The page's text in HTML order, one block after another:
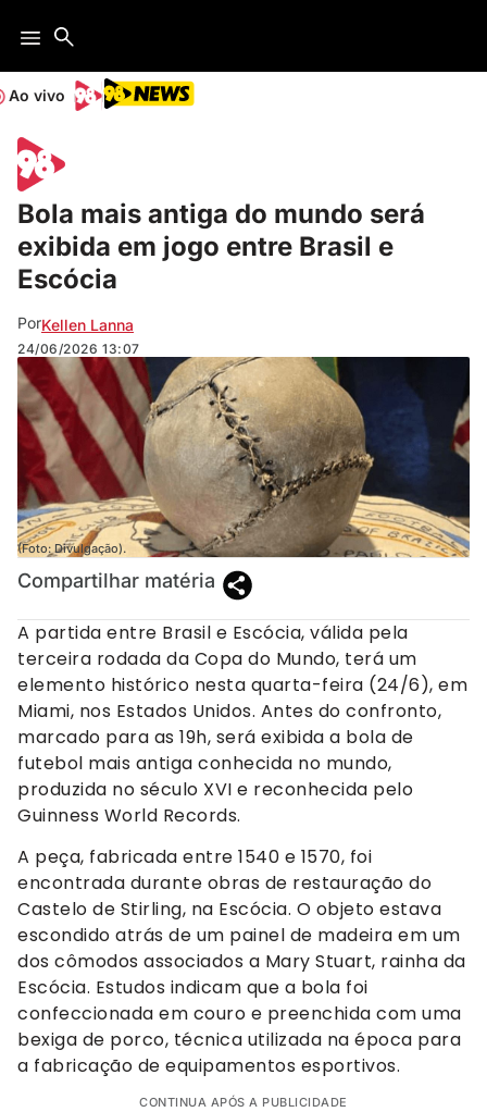
Ao vivo
Bola mais antiga do mundo será
exibida em jogo entre Brasil e
Escócia
PorKellen Lanna
24/06/2026 13:07
(Foto: Divulgação).
Compartilhar matéria
A partida entre Brasil e Escócia, válida pela
terceira rodada da Copa do Mundo, terá um
elemento histórico nesta quarta-feira (24/6), em
Miami, nos Estados Unidos. Antes do confronto,
marcado para as 19h, será exibida a bola de
futebol mais antiga conhecida no mundo,
produzida no século XVI e reconhecida pelo
Guinness World Records.
A peça, fabricada entre 1540 e 1570, foi
encontrada durante obras de restauração do
Castelo de Stirling, na Escócia. O objeto estava
escondido atrás de um painel de madeira em um
dos cômodos associados a Mary Stuart, rainha da
Escócia. Estudos indicam que a bola foi
confeccionada em couro e preenchida com uma
bexiga de porco, técnica utilizada na época para
a fabricação de equipamentos esportivos.
CONTINUA APÓS A PUBLICIDADE